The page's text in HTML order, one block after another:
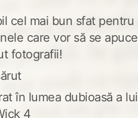
cel mai bun sfat pentru
care vor să se apuce
fotografii!
în lumea dubioasă a lui
4